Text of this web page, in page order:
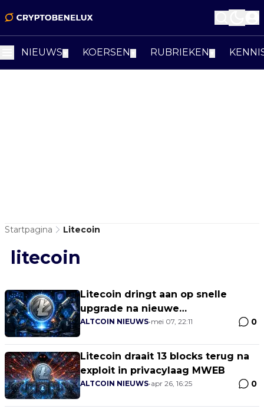
NIEUWS KOERSEN RUBRIEKEN
Startpagina Litecoin
litecoin
Litecoin dringt aan op snelle
upgrade na nieuwe
beveiligingsupdate
ALTCOIN NIEUWS•mei 07, 22:11 0
Litecoin draait 13 blocks terug na
exploit in privacylaag MWEB
ALTCOIN NIEUWS•apr 26, 16:25 0